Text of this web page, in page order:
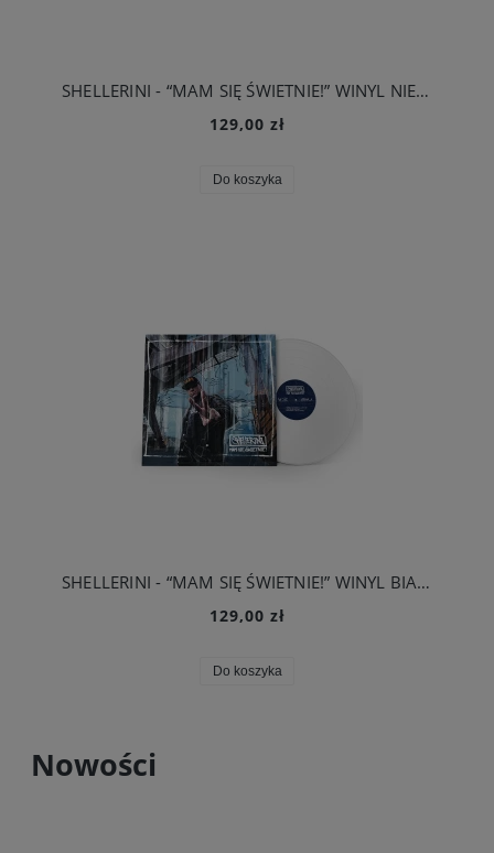
SHELLERINI - “MAM SIĘ ŚWIETNIE!” WINYL NIEBIESKI
129,00 zł
Do koszyka
SHELLERINI - “MAM SIĘ ŚWIETNIE!” WINYL BIAŁY
129,00 zł
Do koszyka
Nowości